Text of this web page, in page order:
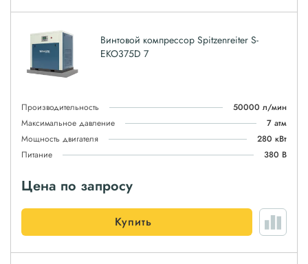
Винтовой компрессор Spitzenreiter S-
EKO375D 7
Производительность
50000 л/мин
Максимальное давление
7 атм
Мощность двигателя
280 кВт
Питание
380 В
Цена по запросу
Купить